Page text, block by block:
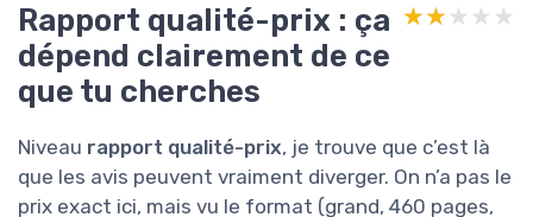
Rapport qualité-prix : ça
dépend clairement de ce
que tu cherches
★★★★★
★★★★★
Niveau rapport qualité-prix, je trouve que c’est là
que les avis peuvent vraiment diverger. On n’a pas le
prix exact ici, mais vu le format (grand, 460 pages,